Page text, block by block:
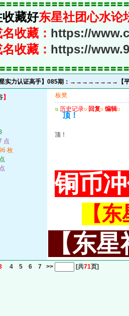
〓〓〓〓〓〓〓〓〓〓〓〓〓〓〓〓〓〓
藏好东星社团心水论
收藏： https://
收藏： https://
〓〓〓〓〓〓〓〓〓〓〓〓〓〓〓〓〓〓
星实力认证高手】085期：→→→→→→→→【
】
点
枚
板凳
u 历史记录u 回复u 编辑u
顶！
顶！
铜币
【
【东
4 5 6 7 >> [共71页]